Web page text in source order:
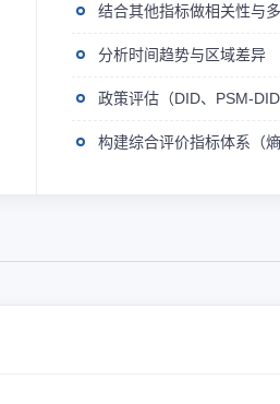
结合其他指标做相关性与
分析时间趋势与区域差异
政策评估（DID、PSM-DID
构建综合评价指标体系（熵